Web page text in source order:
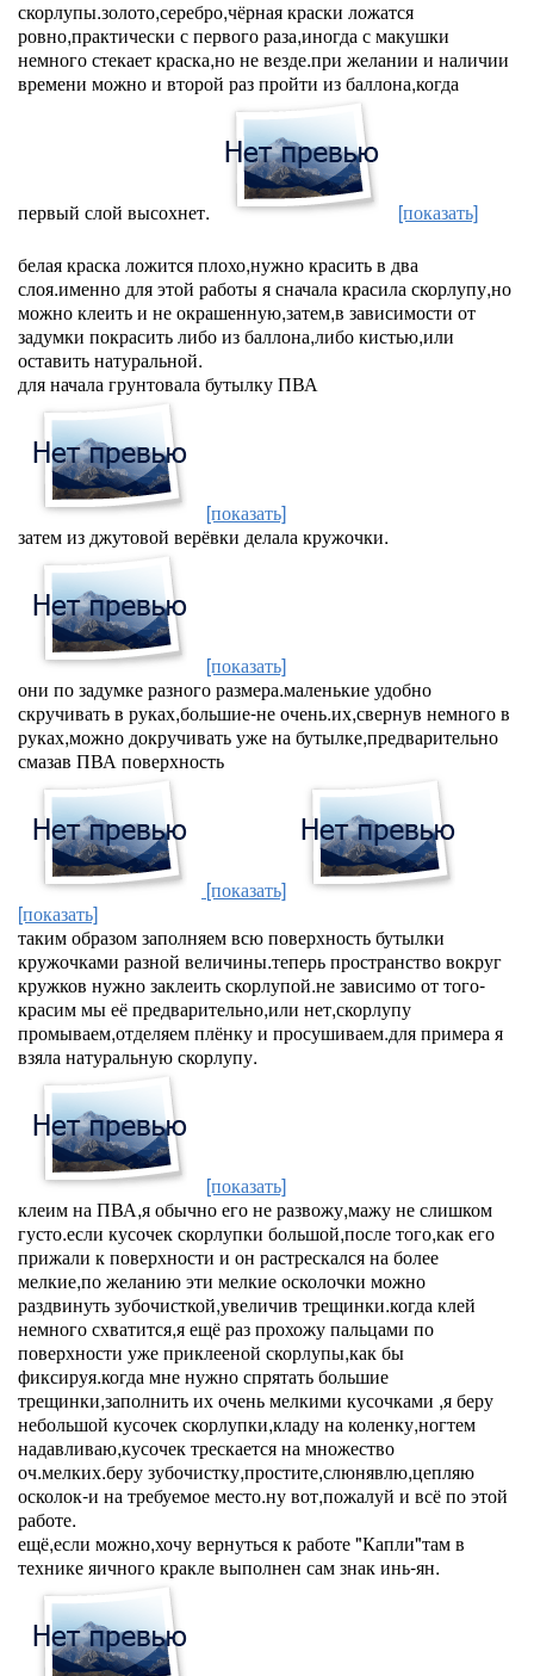
скорлупы.золото,серебро,чёрная краски ложатся
ровно,практически с первого раза,иногда с макушки
немного стекает краска,но не везде.при желании и наличии
времени можно и второй раз пройти из баллона,когда
первый слой высохнет.
[показать]
белая краска ложится плохо,нужно красить в два
слоя.именно для этой работы я сначала красила скорлупу,но
можно клеить и не окрашенную,затем,в зависимости от
задумки покрасить либо из баллона,либо кистью,или
оставить натуральной.
для начала грунтовала бутылку ПВА
[показать]
затем из джутовой верёвки делала кружочки.
[показать]
они по задумке разного размера.маленькие удобно
скручивать в руках,большие-не очень.их,свернув немного в
руках,можно докручивать уже на бутылке,предварительно
смазав ПВА поверхность
[показать]
[показать]
таким образом заполняем всю поверхность бутылки
кружочками разной величины.теперь пространство вокруг
кружков нужно заклеить скорлупой.не зависимо от того-
красим мы её предварительно,или нет,скорлупу
промываем,отделяем плёнку и просушиваем.для примера я
взяла натуральную скорлупу.
[показать]
клеим на ПВА,я обычно его не развожу,мажу не слишком
густо.если кусочек скорлупки большой,после того,как его
прижали к поверхности и он растрескался на более
мелкие,по желанию эти мелкие осколочки можно
раздвинуть зубочисткой,увеличив трещинки.когда клей
немного схватится,я ещё раз прохожу пальцами по
поверхности уже приклееной скорлупы,как бы
фиксируя.когда мне нужно спрятать большие
трещинки,заполнить их очень мелкими кусочками ,я беру
небольшой кусочек скорлупки,кладу на коленку,ногтем
надавливаю,кусочек трескается на множество
оч.мелких.беру зубочистку,простите,слюнявлю,цепляю
осколок-и на требуемое место.ну вот,пожалуй и всё по этой
работе.
ещё,если можно,хочу вернуться к работе "Капли"там в
технике яичного кракле выполнен сам знак инь-ян.